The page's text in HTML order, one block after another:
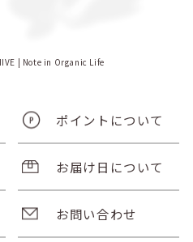
| Note in Organic Life
ポイントについて
お届け日について
お問い合わせ